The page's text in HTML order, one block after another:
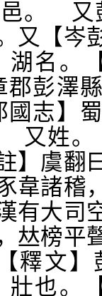
。 又
又【岑
名。
郡彭
國志】
又姓。
】虞翻
韋諸稽
有大
𠀤榜平
釋文
也。